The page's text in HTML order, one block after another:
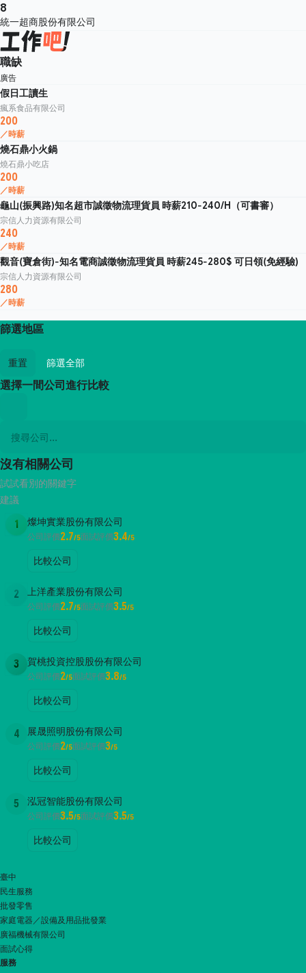
8
統一超商股份有限公司
職缺
廣告
假日工讀生
瘋系食品有限公司
200
／時薪
燒石鼎小火鍋
燒石鼎小吃店
200
／時薪
龜山(振興路)知名超市誠徵物流理貨員 時薪210-240/H（可書審）
宗信人力資源有限公司
240
／時薪
觀音(寶倉街)-知名電商誠徵物流理貨員 時薪245-280$ 可日領(免經驗)
宗信人力資源有限公司
280
／時薪
篩選地區
重置 篩選全部
選擇一間公司進行比較
沒有相關公司
試試看別的關鍵字
建議
1 燦坤實業股份有限公司
公司評價2.7/5面試評價3.4/5
比較公司
2 上洋產業股份有限公司
公司評價2.7/5面試評價3.5/5
比較公司
3 賀桃投資控股股份有限公司
公司評價2/5面試評價3.8/5
比較公司
4 展晟照明股份有限公司
公司評價2/5面試評價3/5
比較公司
5 泓冠智能股份有限公司
公司評價3.5/5面試評價3.5/5
比較公司
臺中
民生服務
批發零售
家庭電器／設備及用品批發業
廣福機械有限公司
面試心得
服務